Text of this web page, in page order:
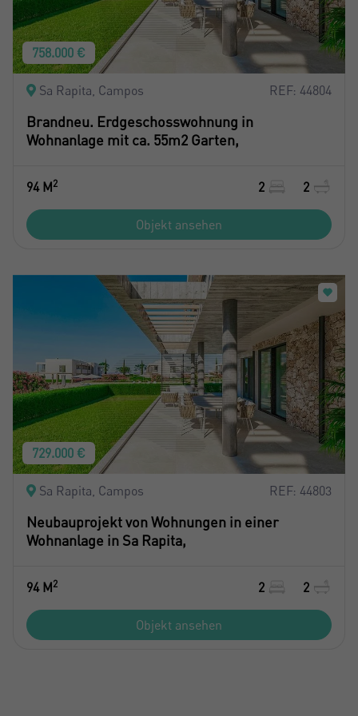
758.000 €
Sa Rapita, Campos REF: 44804
Brandneu. Erdgeschosswohnung in
Wohnanlage mit ca. 55m2 Garten,
94 M2 2 2
Objekt ansehen
729.000 €
Sa Rapita, Campos REF: 44803
Neubauprojekt von Wohnungen in einer
Wohnanlage in Sa Rapita,
94 M2 2 2
Objekt ansehen